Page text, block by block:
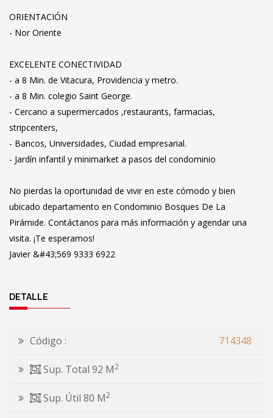
ORIENTACIÓN
- Nor Oriente
EXCELENTE CONECTIVIDAD
- a 8 Min. de Vitacura, Providencia y metro.
- a 8 Min. colegio Saint George.
- Cercano a supermercados ,restaurants, farmacias,
stripcenters,
- Bancos, Universidades, Ciudad empresarial.
- Jardín infantil y minimarket a pasos del condominio
No pierdas la oportunidad de vivir en este cómodo y bien
ubicado departamento en Condominio Bosques De La
Pirámide. Contáctanos para más información y agendar una
visita. ¡Te esperamos!
Javier &#43;569 9333 6922
DETALLE
Código : 714348
Sup. Total 92 M2
Sup. Útil 80 M2